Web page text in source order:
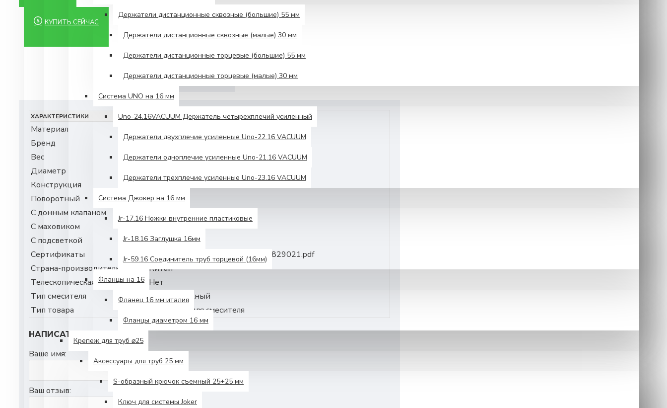
Держатели дистанционные сквозные (большие) 55 мм
Держатели дистанционные сквозные (малые) 30 мм
Держатели дистанционные торцевые (большие) 55 мм
Держатели дистанционные торцевые (малые) 30 мм
Система UNO на 16 мм
Unо-24.16VACUUM Держатель четырехплечий усиленный
Держатели двухплечие усиленные Unо-22.16 VACUUM
Держатели одноплечие усиленные Uno-21.16 VACUUM
Держатели трехплечие усиленные Unо-23.16 VACUUM
Система Джокер на 16 мм
Jr-17.16 Ножки внутренние пластиковые
Jr-18.16 Заглушка 16мм
Jr-59.16 Соединитель труб торцевой (16мм)
Фланцы на 16
Фланец 16 мм италия
Фланцы диаметром 16 мм
Крепеж для труб ⌀25
Аксессуары для труб 25 мм
S-образный крючок съемный 25+25 мм
Ключ для системы Joker
КУПИТЬ СЕЙЧАС
ХАРАКТЕРИСТИКИ ОТЗЫВЫ
ХАРАКТЕРИСТИКИ
Материал
Бренд
Argo
Вес
0,04
Диаметр
Конструкция
Керамическая
Поворотный
Нет
С донным клапаном
С маховиком
С подсветкой
Нет
Сертификаты
https://rtstroysnab.ru/certificates/6829021.pdf
Страна-производитель
Китай
Телескопическая конструкция Нет
Тип смесителя
Однорычажный
Тип товара
Картридж для смесителя
НАПИСАТЬ ОТЗЫВ
Ваше имя:
Ваш отзыв: